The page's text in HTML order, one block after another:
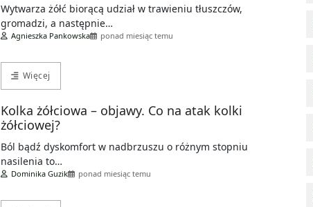
Wytwarza żółć biorącą udział w trawieniu tłuszczów,
gromadzi, a następnie…
Agnieszka Pankowska ponad miesiąc temu
Więcej
Kolka żółciowa – objawy. Co na atak kolki
żółciowej?
Ból bądź dyskomfort w nadbrzuszu o różnym stopniu
nasilenia to…
Dominika Guzik ponad miesiąc temu